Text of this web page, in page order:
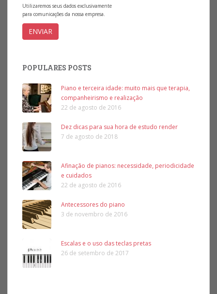
Utilizaremos seus dados exclusivamente
para comunicações da nossa empresa.
POPULARES POSTS
Piano e terceira idade: muito mais que terapia,
companheirismo e realização
22 de agosto de 2016
Dez dicas para sua hora de estudo render
7 de agosto de 2018
Afinação de pianos: necessidade, periodicidade
e cuidados
22 de agosto de 2016
Antecessores do piano
3 de novembro de 2016
Escalas e o uso das teclas pretas
26 de setembro de 2017